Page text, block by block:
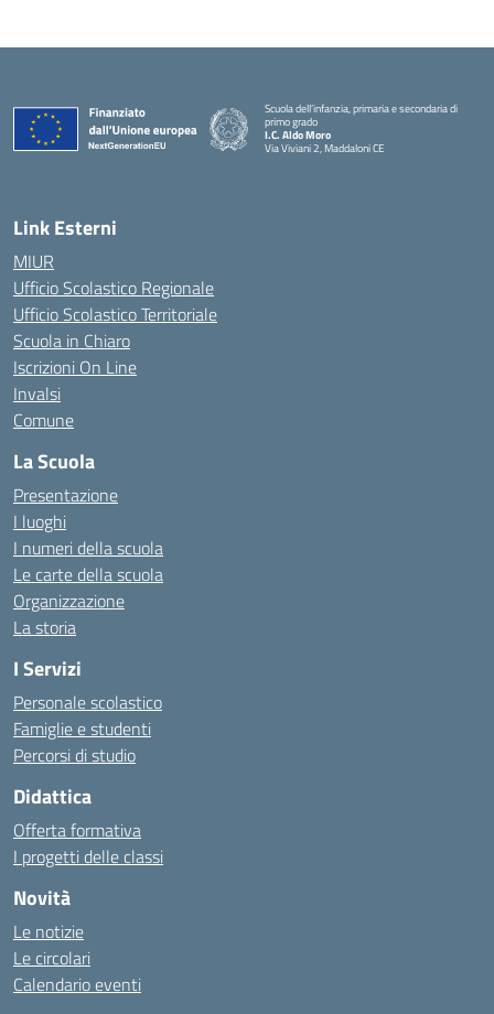
Scuola dell’infanzia, primaria e secondaria di
primo grado
I.C. Aldo Moro
Via Viviani 2, Maddaloni CE
Link Esterni
MIUR
Ufficio Scolastico Regionale
Ufficio Scolastico Territoriale
Scuola in Chiaro
Iscrizioni On Line
Invalsi
Comune
La Scuola
Presentazione
I luoghi
I numeri della scuola
Le carte della scuola
Organizzazione
La storia
I Servizi
Personale scolastico
Famiglie e studenti
Percorsi di studio
Didattica
Offerta formativa
I progetti delle classi
Novità
Le notizie
Le circolari
Calendario eventi